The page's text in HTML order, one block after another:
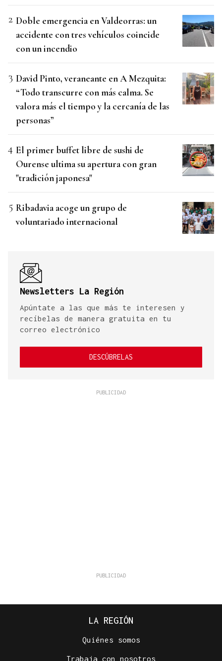
Doble emergencia en Valdeorras: un
accidente con tres vehículos coincide
con un incendio
David Pinto, veraneante en A Mezquita:
“Todo transcurre con más calma. Se
valora más el tiempo y la cercanía de las
personas”
El primer buffet libre de sushi de
Ourense ultima su apertura con gran
"tradición japonesa"
Ribadavia acoge un grupo de
voluntariado internacional
Newsletters La Región
Apúntate a las que más te interesen y
recíbelas de manera gratuita en tu
correo electrónico
DESCÚBRELAS
LA REGIÓN
Quiénes somos
Trabaja con nosotros